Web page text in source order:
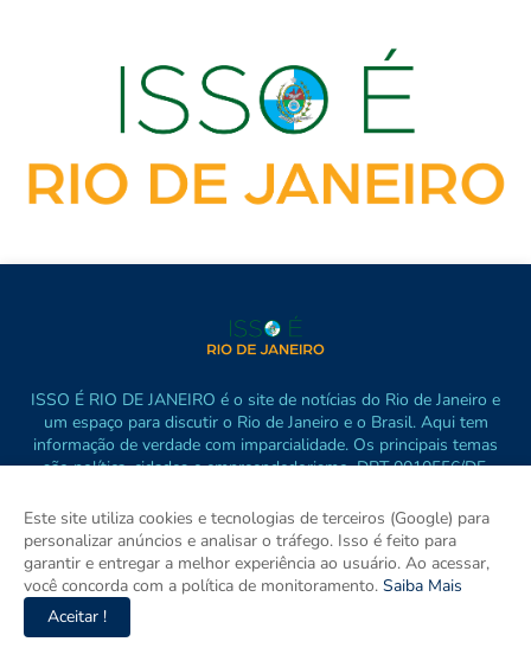
ISSO É RIO DE JANEIRO é o site de notícias do Rio de Janeiro e
um espaço para discutir o Rio de Janeiro e o Brasil. Aqui tem
informação de verdade com imparcialidade. Os principais temas
são política, cidades e empreendedorismo. DRT 0010556/DF.
Este site utiliza cookies e tecnologias de terceiros (Google) para
personalizar anúncios e analisar o tráfego. Isso é feito para
garantir e entregar a melhor experiência ao usuário. Ao acessar,
você concorda com a política de monitoramento. Saiba Mais
Aceitar !